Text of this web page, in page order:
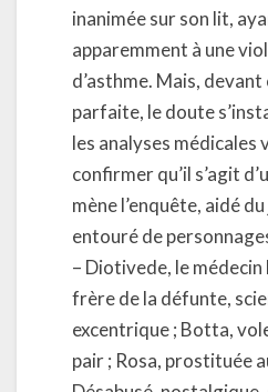
inanimée sur son lit,
apparemment à une
d’asthme. Mais,
parfaite, le doute
les analyses médicales
confirmer qu’il s’agit
mène l’enquête, aidé
entouré de
– Diotivede, le
frère de la défunte,
excentrique ; Botta,
pair ; Rosa, prostituée